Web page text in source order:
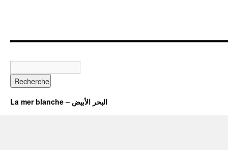
La mer blanche – البحر الأبيض